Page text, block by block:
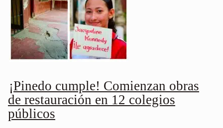
¡Pinedo cumple! Comienzan obras
de restauración en 12 colegios
públicos